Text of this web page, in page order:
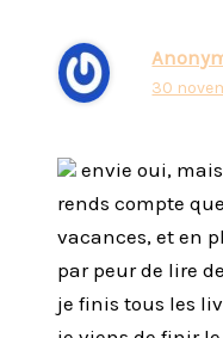
30
envie oui,
rends compte
vacances, et en
par peur de lire
je finis tous les